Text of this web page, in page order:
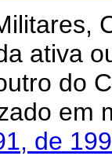
ativa
do
de